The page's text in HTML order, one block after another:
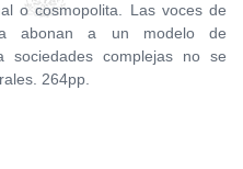
o cosmopolita. Las voces de
abonan a un modelo de
sociedades complejas no se
264pp.